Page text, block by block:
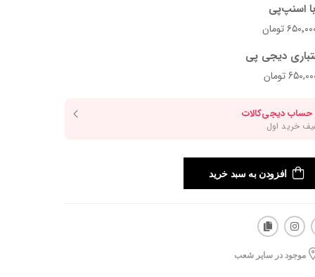
اسنپ‌پی
دیجی پی
افزودن به سبد خرید
موجود در سایر شعب